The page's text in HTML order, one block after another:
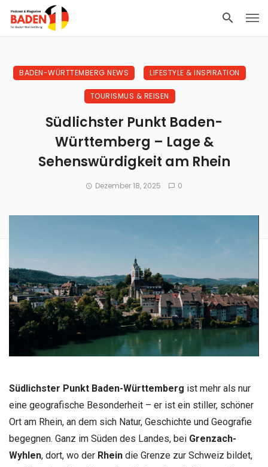
BADEN-WÜRTTEMBERG NEWS LIFESTYLE & INSPIRATION
TOURISMUS & REISEN
Südlichster Punkt Baden-
Württemberg – Lage &
Sehenswürdigkeit am Rhein
Dezember 18, 2025 0
Südlichster Punkt Baden-Württemberg ist mehr als nur
eine geografische Besonderheit – er ist ein stiller, schöner
Ort am Rhein, an dem sich Natur, Geschichte und Geografie
begegnen. Ganz im Süden des Landes, bei Grenzach-
Wyhlen, dort, wo der Rhein die Grenze zur Schweiz bildet,